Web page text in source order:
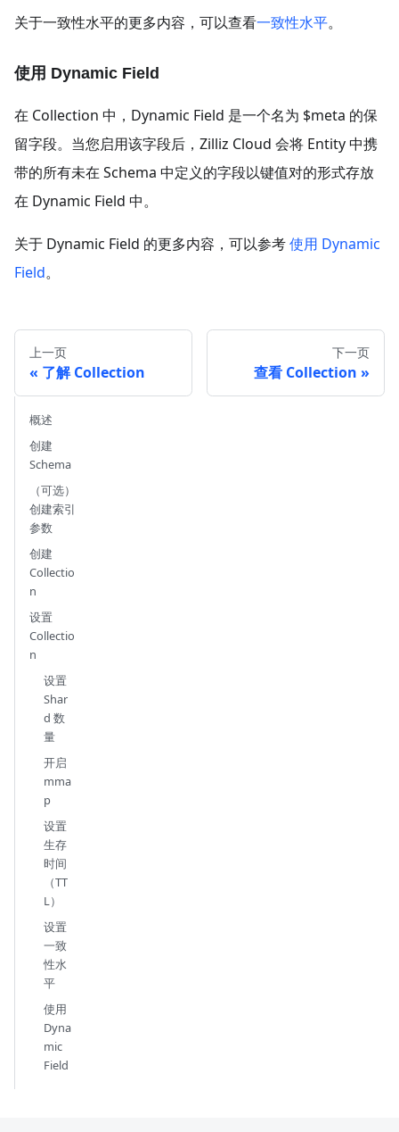
关于一致性水平的更多内容，可以查看一致性水平。
使用 Dynamic Field
在 Collection 中，Dynamic Field 是一个名为 $meta 的保
留字段。当您启用该字段后，Zilliz Cloud 会将 Entity 中携
带的所有未在 Schema 中定义的字段以键值对的形式存放
在 Dynamic Field 中。
关于 Dynamic Field 的更多内容，可以参考使用 Dynamic
Field。
上一页
了解 Collection
下一页
查看 Collection
概述
创建
Schema
（可选）
创建索引
参数
创建
Collectio
n
设置
Collectio
n
设置
Shar
d 数
量
开启
mma
p
设置
生存
时间
（TT
L）
设置
一致
性水
平
使用
Dyna
mic
Field